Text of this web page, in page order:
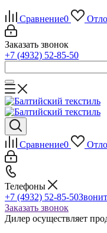
Сравнение0
Заказать звонок
+7 (4932) 52-85-50
Сравнение0
Телефоны
+7 (4932) 52-85-50
Заказать звонок
Дилер осуществляет